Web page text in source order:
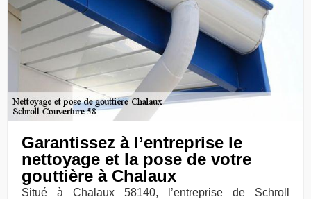
Garantissez à l’entreprise le
nettoyage et la pose de votre
gouttière à Chalaux
Situé à Chalaux 58140, l’entreprise de Schroll